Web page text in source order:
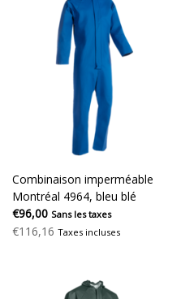
Combinaison imperméable
Montréal 4964, bleu blé
€96,00 Sans les taxes
€116,16 Taxes incluses